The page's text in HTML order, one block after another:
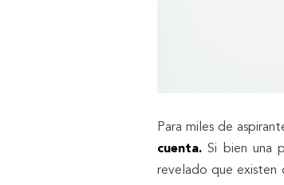
Para miles de
cuenta. Si bien una
revelado que existen